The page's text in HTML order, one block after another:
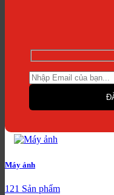
Máy ảnh
121 Sản phẩm